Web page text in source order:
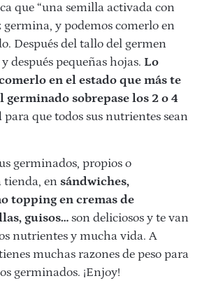
que “una semilla activada con
germina, y podemos comerlo en
Después del tallo del germen
después pequeñas hojas. Lo
en el estado que más te
germinado sobrepase los 2 o 4
para que todos sus nutrientes sean
germinados, propios o
tienda, en sándwiches,
topping en cremas de
guisos… son deliciosos y te van
nutrientes y mucha vida. A
muchas razones de peso para
germinados. ¡Enjoy!